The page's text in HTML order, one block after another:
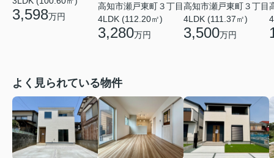
3,598万円
高知市瀬戸東町３丁目
4LDK (112.20㎡)
3,280万円
高知市瀬戸東町３丁目
4LDK (111.37㎡)
3,500万円
よく見られている物件